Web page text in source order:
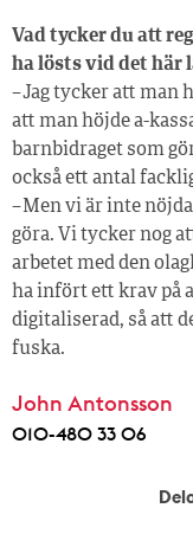
Vad tycker du att
ha lösts vid det här
– Jag tycker att man
att man höjde a-
barnbidraget som
också ett antal
– Men vi är inte
göra. Vi tycker nog
arbetet med den
ha infört ett krav på
digitaliserad, så att
fuska.
John Antonsson
010-480 33 06